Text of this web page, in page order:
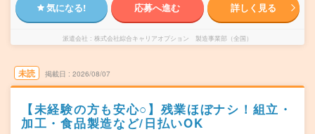
気になる! 応募へ進む 詳しく見る
派遣会社 株式会社綜合キャリアオプション 製造事業部（全国）
未読 掲載日 2026/08/07
【未経験の方も安心○】残業ほぼナシ！組立・
加工・食品製造など/日払いOK